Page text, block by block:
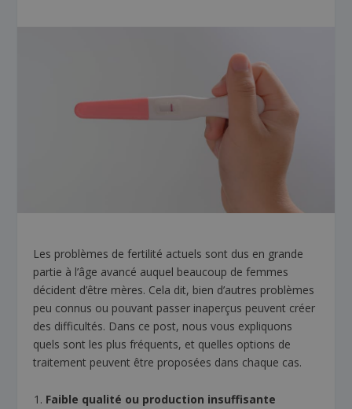
Les problèmes de fertilité actuels sont dus en grande
partie à l’âge avancé auquel beaucoup de femmes
décident d’être mères. Cela dit, bien d’autres problèmes
peu connus ou pouvant passer inaperçus peuvent créer
des difficultés. Dans ce post, nous vous expliquons
quels sont les plus fréquents, et quelles options de
traitement peuvent être proposées dans chaque cas.
Faible qualité ou production insuffisante